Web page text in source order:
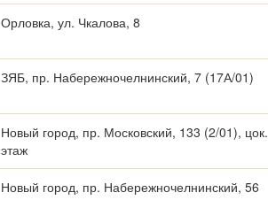
Орловка, ул. Чкалова, 8
ЗЯБ, пр. Набережночелнинский, 7 (17А/01)
Новый город, пр. Московский, 133 (2/01), цок.
этаж
Новый город, пр. Набережночелнинский, 56